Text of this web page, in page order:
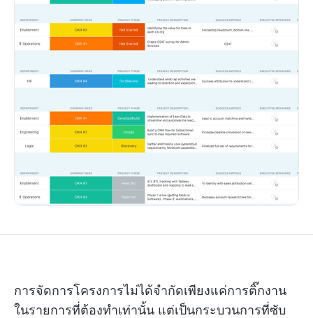
การจัดการโครงการไม่ได้จำกัดเพียงแค่การติ๊กงาน
ในรายการที่ต้องทำเท่านั้น แต่เป็นกระบวนการที่ซับ